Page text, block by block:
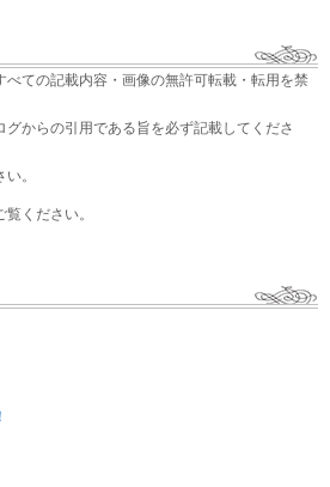
べての記載内容・画像の無許可転載・転用を禁
グからの引用である旨を必ず記載してくださ
。
覧ください。